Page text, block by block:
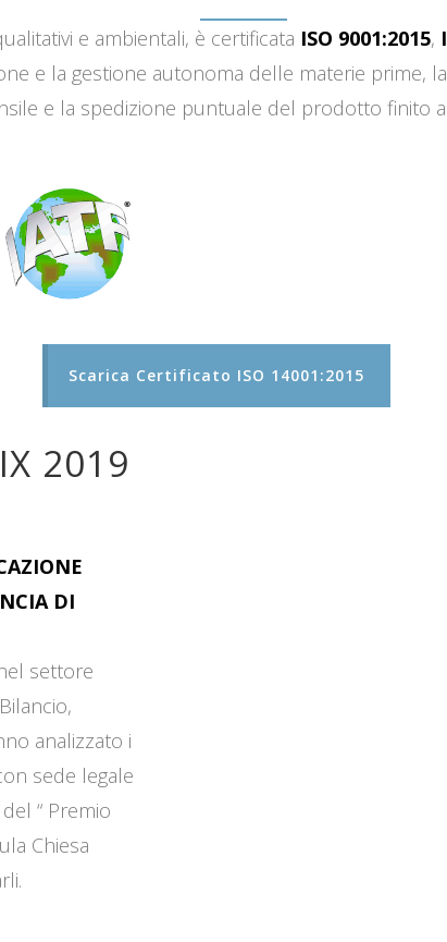
e ambientali, è certificata ISO 9001:2015,
e la gestione autonoma delle materie prime,
e la spedizione puntuale del prodotto finito
Scarica Certificato ISO 14001:2015
2019
DI
settore
analizzato i
sede legale
“ Premio
Chiesa